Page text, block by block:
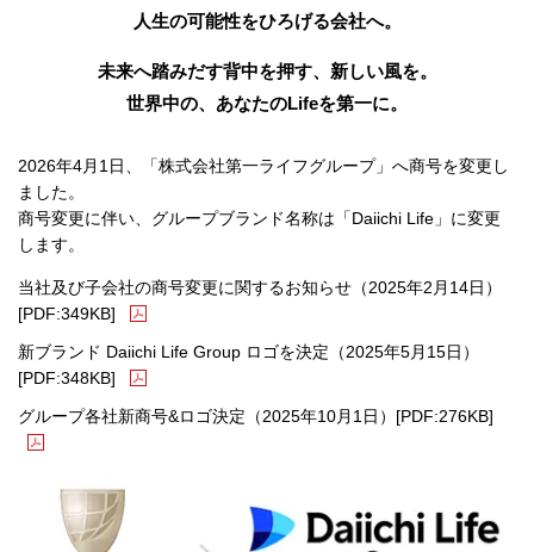
人生の可能性をひろげる会社へ。
未来へ踏みだす背中を押す、新しい風を。
世界中の、あなたのLifeを第一に。
2026年4月1日、「株式会社第一ライフグループ」へ商号を変更し
ました。
商号変更に伴い、グループブランド名称は「Daiichi Life」に変更
します。
当社及び子会社の商号変更に関するお知らせ（2025年2月14日）
[PDF:349KB]
PDFファイルが新規ウィンドウで開きます
新ブランド Daiichi Life Group ロゴを決定（2025年5月15日）
[PDF:348KB]
PDFファイルが新規ウィンドウで開きます
グループ各社新商号&ロゴ決定（2025年10月1日） [PDF:276KB]